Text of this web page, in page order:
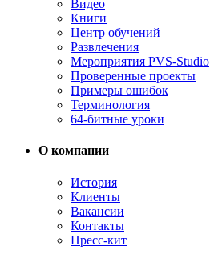
Видео
Книги
Центр обучений
Развлечения
Мероприятия PVS-Studio
Проверенные проекты
Примеры ошибок
Терминология
64-битные уроки
О компании
История
Клиенты
Вакансии
Контакты
Пресс-кит